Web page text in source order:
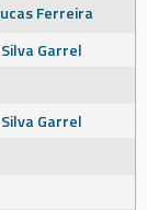
Ferreira
Garrel
Garrel